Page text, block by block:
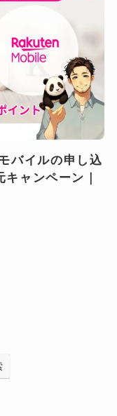
バイルの申し込
ャンペーン｜